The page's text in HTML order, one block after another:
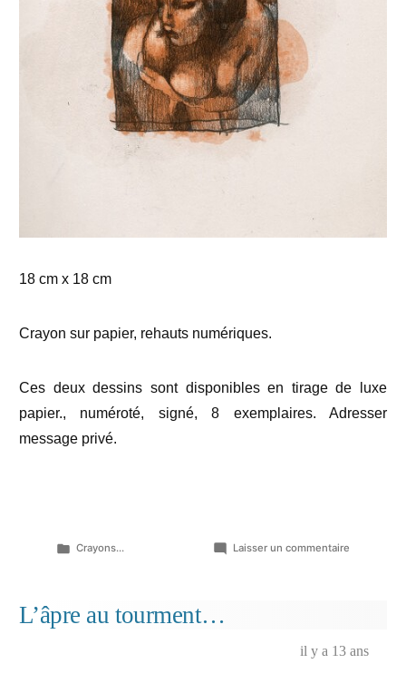
18 cm x 18 cm
Crayon sur papier, rehauts numériques.
Ces deux dessins sont disponibles en tirage de luxe
papier., numéroté, signé, 8 exemplaires. Adresser
message privé.
Publié
Crayons... Laisser un commentairesur
L’âpre au tourment…
il y a 13 ans